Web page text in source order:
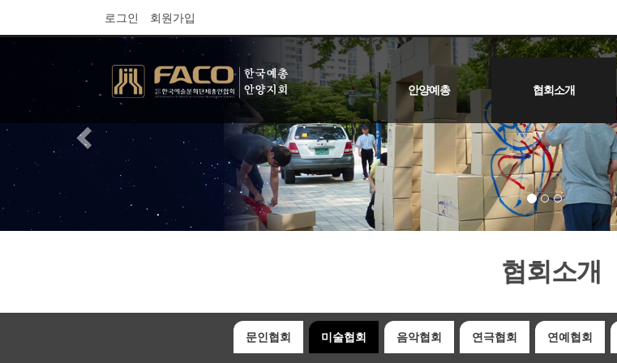
로그인 회원가입
안양예총
인사말
연혁
역대회장
임원진
정관
오시는길
협회소개
문인협회
미술협회
음악협회
연극협회
연예협회
사진작가협회
무용협회
국악협회
협회소개
문인협회 미술협회 음악협회 연극협회 연예협회